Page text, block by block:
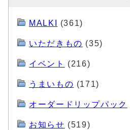
MALKI (361)
いただきもの (35)
イベント (216)
うまいもの (171)
オーダードリップパック
お知らせ (519)